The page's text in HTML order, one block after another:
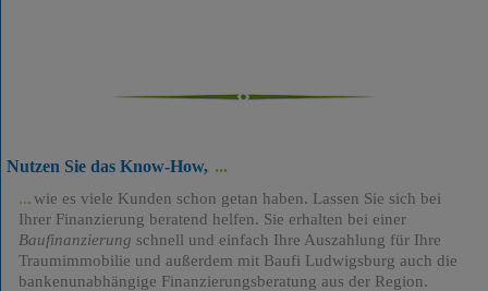
Nutzen Sie das Know-How,
wie es viele Kunden schon getan haben. Lassen Sie sich bei
Ihrer Finanzierung beratend helfen. Sie erhalten bei einer
Baufinanzierung schnell und einfach Ihre Auszahlung für Ihre
Traumimmobilie und außerdem mit Baufi Ludwigsburg auch die
bankenunabhängige Finanzierungsberatung aus der Region.